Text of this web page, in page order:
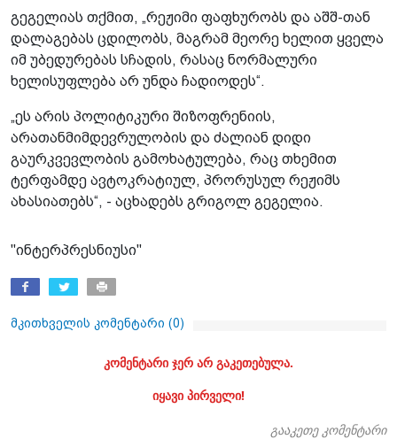
გეგელიას თქმით, „რეჟიმი ფაფხურობს და აშშ-თან
დალაგებას ცდილობს, მაგრამ მეორე ხელით ყველა
იმ უბედურებას სჩადის, რასაც ნორმალური
ხელისუფლება არ უნდა ჩადიოდეს“.
„ეს არის პოლიტიკური შიზოფრენიის,
არათანმიმდევრულობის და ძალიან დიდი
გაურკვევლობის გამოხატულება, რაც თხემით
ტერფამდე ავტოკრატიულ, პრორუსულ რეჟიმს
ახასიათებს“, - აცხადებს გრიგოლ გეგელია.
"ინტერპრესნიუსი"
მკითხველის კომენტარი (0)
კომენტარი ჯერ არ გაკეთებულა.
იყავი პირველი!
გააკეთე კომენტარი